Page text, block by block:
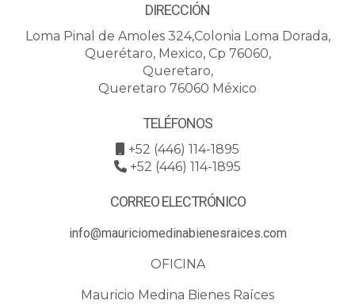
DIRECCIÓN
Loma Pinal de Amoles 324,Colonia Loma Dorada,
Querétaro, Mexico, Cp 76060,
Queretaro,
Queretaro 76060 México
TELÉFONOS
+52 (446) 114-1895
+52 (446) 114-1895
CORREO ELECTRÓNICO
info@mauriciomedinabienesraices.com
OFICINA
Mauricio Medina Bienes Raíces